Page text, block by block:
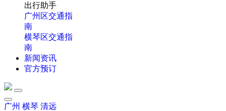
出行助手
广州区交通指
南
横琴区交通指
南
新闻资讯
官方预订
广州 横琴 清远